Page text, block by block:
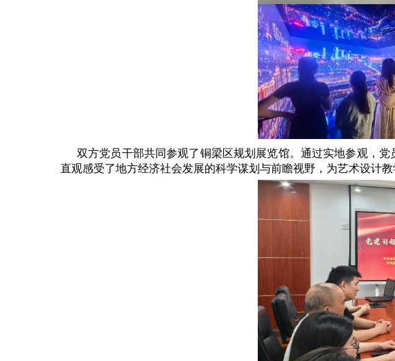
双方党员干部共同参观了铜梁区规划展览馆。通过实地参观，
直观感受了地方经济社会发展的科学谋划与前瞻视野，为艺术设计教